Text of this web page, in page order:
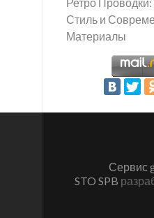
Стиль и
Материалы
Сервис
STO SPB